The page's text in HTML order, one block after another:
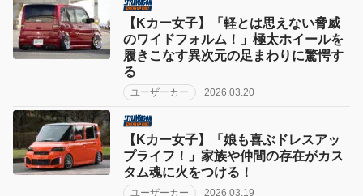
【Kカー女子】「軽とは思えない脅威
のワイドフォルム！」極太ホイールを
履きこなす異次元の足まわりに驚愕す
る
ユーザーカー 2026.03.20
【Kカー女子】「娘も喜ぶドレスアッ
プライフ！」家族や仲間の存在がカス
タム魂に火をつける！
ユーザーカー 2026.03.19